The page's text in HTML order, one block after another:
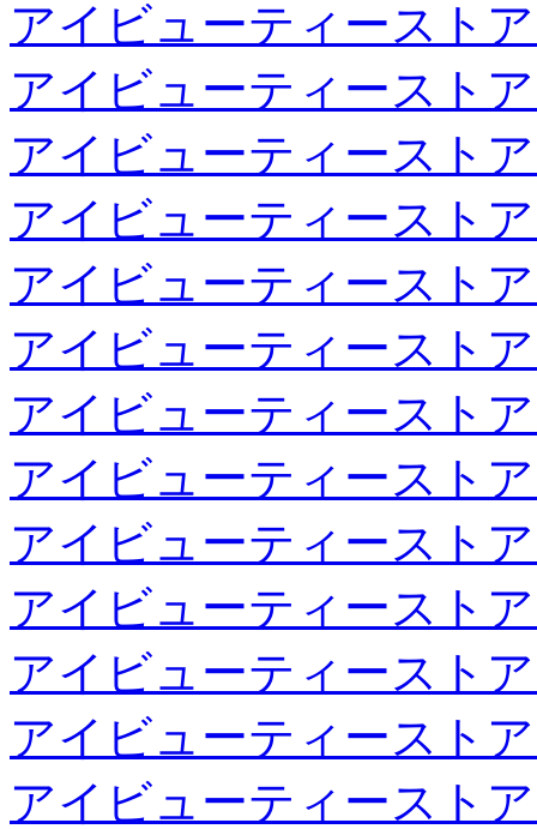
アイビューティースト
アイビューティースト
アイビューティースト
アイビューティースト
アイビューティースト
アイビューティースト
アイビューティースト
アイビューティースト
アイビューティースト
アイビューティースト
アイビューティースト
アイビューティースト
アイビューティースト